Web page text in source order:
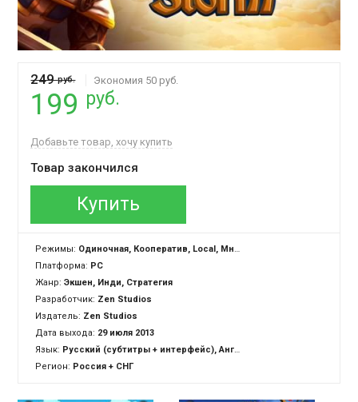
249руб. Экономия 50 руб.
199 руб.
Добавьте товар, хочу купить
Товар закончился
Купить
Режимы: Одиночная, Кооператив, Local, Многопользовательская
Платформа: PC
Жанр:Экшен, Инди, Стратегия
Разработчик: Zen Studios
Издатель: Zen Studios
Дата выхода: 29 июля 2013
Язык: Русский (субтитры + интерфейс), Английский (озвучка + субтитры + интерфейс)
Регион: Россия + СНГ